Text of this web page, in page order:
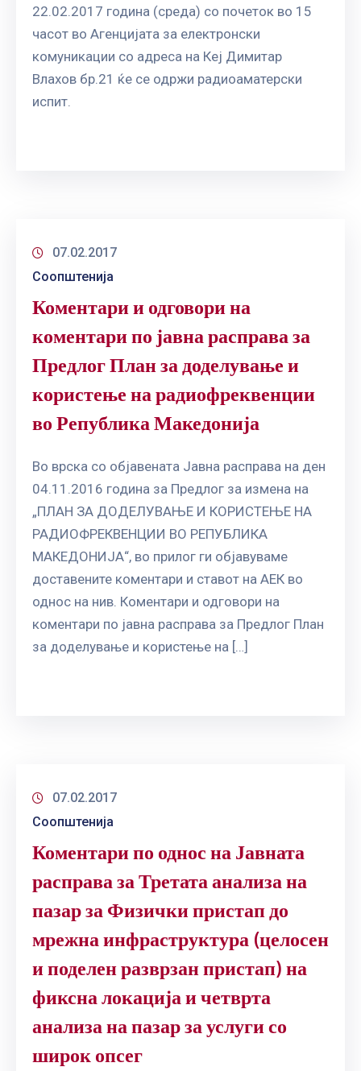
22.02.2017 година (среда) со почеток во 15
часот во Агенцијата за електронски
комуникации со адреса на Кеј Димитар
Влахов бр.21 ќе се одржи радиоаматерски
испит.
07.02.2017
Соопштенија
Коментари и одговори на
коментари по јавна расправа за
Предлог План за доделување и
користење на радиофреквенции
во Република Македонија
Во врска со објавената Јавна расправа на ден
04.11.2016 година за Предлог за измена на
„ПЛАН ЗА ДОДЕЛУВАЊЕ И КОРИСТЕЊЕ НА
РАДИОФРЕКВЕНЦИИ ВО РЕПУБЛИКА
МАКЕДОНИЈА“, во прилог ги објавуваме
доставените коментари и ставот на АЕК во
однос на нив. Коментари и одговори на
коментари по јавна расправа за Предлог План
за доделување и користење на […]
07.02.2017
Соопштенија
Коментари по однос на Јавната
расправа за Третата анализа на
пазар за Физички пристап до
мрежна инфраструктура (целосен
и поделен разврзан пристап) на
фиксна локација и четврта
анализа на пазар за услуги со
широк опсег